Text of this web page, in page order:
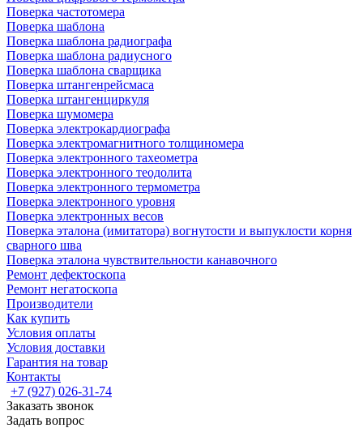
Поверка частотомера
Поверка шаблона
Поверка шаблона радиографа
Поверка шаблона радиусного
Поверка шаблона сварщика
Поверка штангенрейсмаса
Поверка штангенциркуля
Поверка шумомера
Поверка электрокардиографа
Поверка электромагнитного толщиномера
Поверка электронного тахеометра
Поверка электронного теодолита
Поверка электронного термометра
Поверка электронного уровня
Поверка электронных весов
Поверка эталона (имитатора) вогнутости и выпуклости корня
сварного шва
Поверка эталона чувствительности канавочного
Ремонт дефектоскопа
Ремонт негатоскопа
Производители
Как купить
Условия оплаты
Условия доставки
Гарантия на товар
Контакты
+7 (927) 026-31-74
Заказать звонок
Задать вопрос